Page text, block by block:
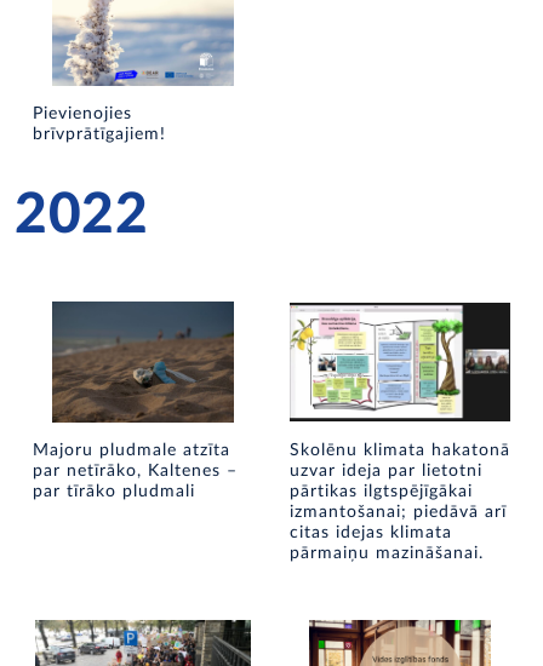
Pievienojies
brīvprātīgajiem!
2022
Majoru pludmale atzīta
par netīrāko, Kaltenes –
par tīrāko pludmali
Skolēnu klimata hakatonā
uzvar ideja par lietotni
pārtikas ilgtspējīgākai
izmantošanai; piedāvā arī
citas idejas klimata
pārmaiņu mazināšanai.